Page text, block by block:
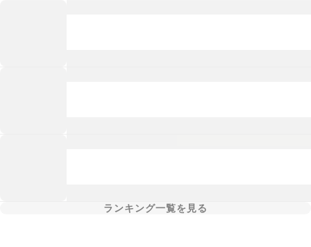
ランキング一覧を見る